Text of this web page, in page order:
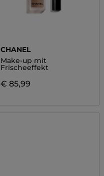
CHANEL
Make-up mit
Frischeeffekt
€ 85,99